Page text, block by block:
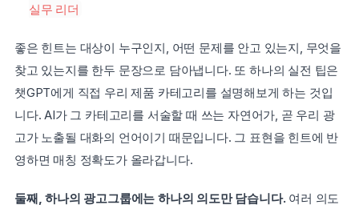
실무 리더
좋은 힌트는 대상이 누구인지, 어떤 문제를 안고 있는지, 무엇을
찾고 있는지를 한두 문장으로 담아냅니다. 또 하나의 실전 팁은
챗GPT에게 직접 우리 제품 카테고리를 설명해보게 하는 것입
니다. AI가 그 카테고리를 서술할 때 쓰는 자연어가, 곧 우리 광
고가 노출될 대화의 언어이기 때문입니다. 그 표현을 힌트에 반
영하면 매칭 정확도가 올라갑니다.
둘째, 하나의 광고그룹에는 하나의 의도만 담습니다. 여러 의도